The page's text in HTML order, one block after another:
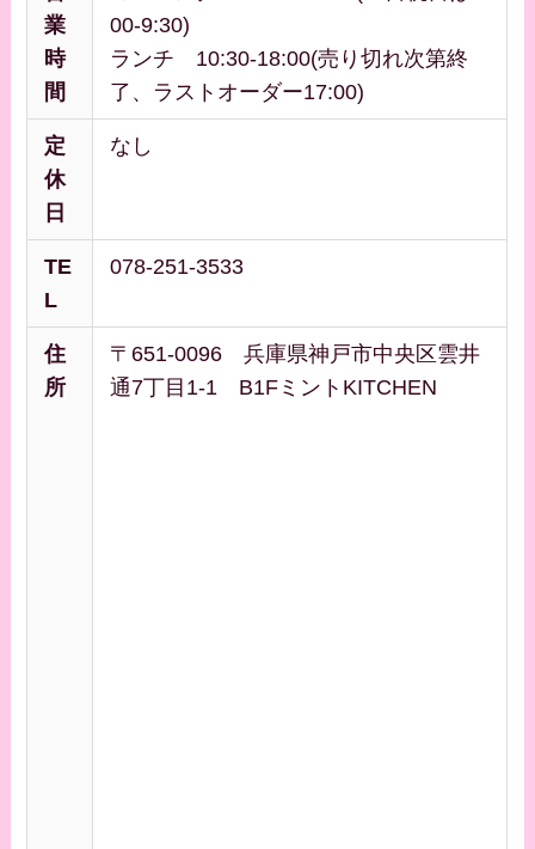
業
時
間
00-9:30)
ランチ 10:30-18:00(売り切れ次第終
了、ラストオーダー17:00)
定
休
日
なし
TE
L
078-251-3533
住
所
〒651-0096 兵庫県神戸市中央区雲井
通7丁目1-1 B1FミントKITCHEN